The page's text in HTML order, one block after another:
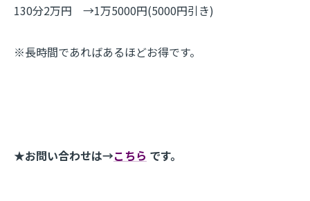
130分2万円 →1万5000円(5000円引き)
※長時間であればあるほどお得です。
★お問い合わせは→こちら です。